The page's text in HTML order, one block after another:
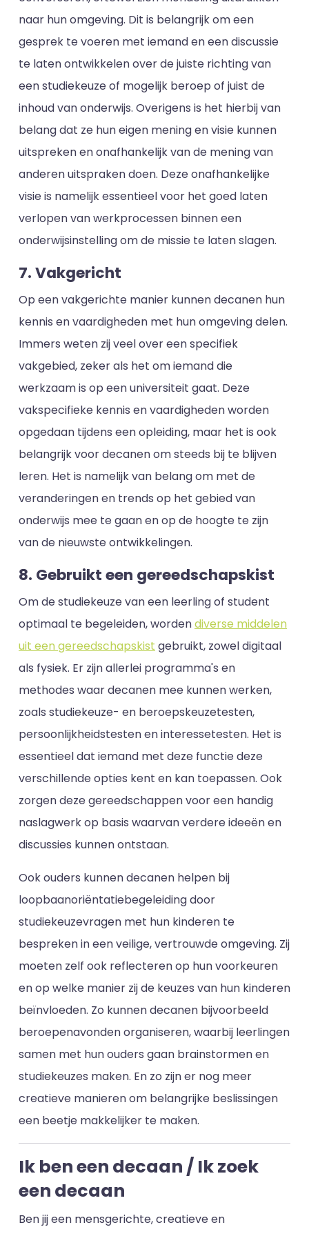
naar hun omgeving. Dit is belangrijk om een
gesprek te voeren met iemand en een discussie
te laten ontwikkelen over de juiste richting van
een studiekeuze of mogelijk beroep of juist de
inhoud van onderwijs. Overigens is het hierbij van
belang dat ze hun eigen mening en visie kunnen
uitspreken en onafhankelijk van de mening van
anderen uitspraken doen. Deze onafhankelijke
visie is namelijk essentieel voor het goed laten
verlopen van werkprocessen binnen een
onderwijsinstelling om de missie te laten slagen.
7. Vakgericht
Op een vakgerichte manier kunnen decanen hun
kennis en vaardigheden met hun omgeving delen.
Immers weten zij veel over een specifiek
vakgebied, zeker als het om iemand die
werkzaam is op een universiteit gaat. Deze
vakspecifieke kennis en vaardigheden worden
opgedaan tijdens een opleiding, maar het is ook
belangrijk voor decanen om steeds bij te blijven
leren. Het is namelijk van belang om met de
veranderingen en trends op het gebied van
onderwijs mee te gaan en op de hoogte te zijn
van de nieuwste ontwikkelingen.
8. Gebruikt een gereedschapskist
Om de studiekeuze van een leerling of student
optimaal te begeleiden, wordendiverse middelen
uit een gereedschapskist gebruikt, zowel digitaal
als fysiek. Er zijn allerlei programma's en
methodes waar decanen mee kunnen werken,
zoals studiekeuze- en beroepskeuzetesten,
persoonlijkheidstesten en interessetesten. Het is
essentieel dat iemand met deze functie deze
verschillende opties kent en kan toepassen. Ook
zorgen deze gereedschappen voor een handig
naslagwerk op basis waarvan verdere ideeën en
discussies kunnen ontstaan.
Ook ouders kunnen decanen helpen bij
loopbaanoriëntatiebegeleiding door
studiekeuzevragen met hun kinderen te
bespreken in een veilige, vertrouwde omgeving. Zij
moeten zelf ook reflecteren op hun voorkeuren
en op welke manier zij de keuzes van hun kinderen
beïnvloeden. Zo kunnen decanen bijvoorbeeld
beroepenavonden organiseren, waarbij leerlingen
samen met hun ouders gaan brainstormen en
studiekeuzes maken. En zo zijn er nog meer
creatieve manieren om belangrijke beslissingen
een beetje makkelijker te maken.
Ik ben een decaan / Ik zoek
een decaan
Ben jij een mensgerichte, creatieve en